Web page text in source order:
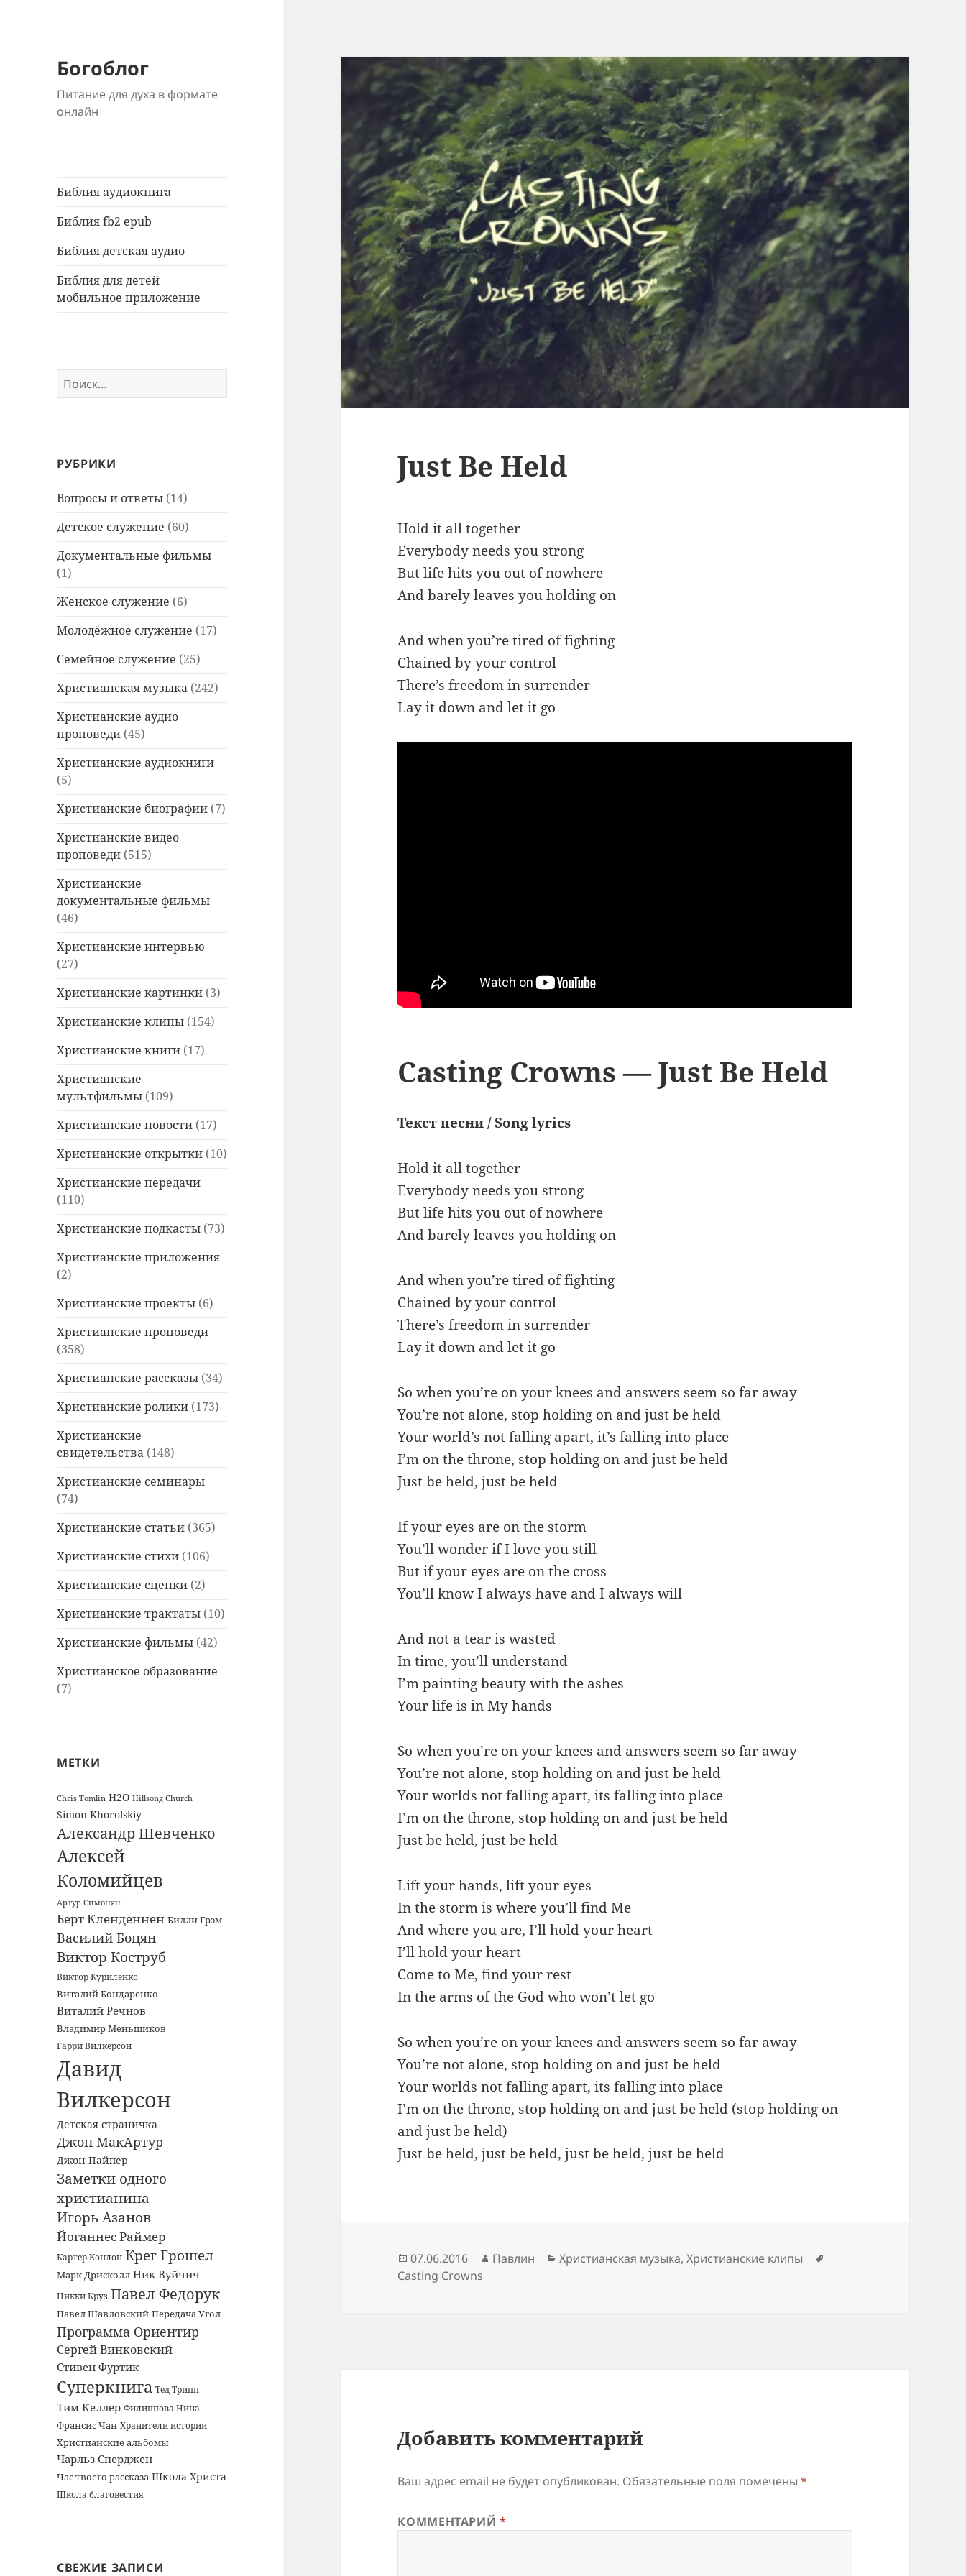
Богоблог
Питание для духа в формате
онлайн
Библия аудиокнига
Библия fb2 epub
Библия детская аудио
Библия для детей
мобильное приложение
Найти:
РУБРИКИ
Вопросы и ответы (14)
Детское служение (60)
Документальные фильмы
(1)
Женское служение (6)
Молодёжное служение (17)
Семейное служение (25)
Христианская музыка (242)
Христианские аудио
проповеди (45)
Христианские аудиокниги
(5)
Христианские биографии (7)
Христианские видео
проповеди (515)
Христианские
документальные фильмы
(46)
Христианские интервью
(27)
Христианские картинки (3)
Христианские клипы (154)
Христианские книги (17)
Христианские
мультфильмы (109)
Христианские новости (17)
Христианские открытки (10)
Христианские передачи
(110)
Христианские подкасты (73)
Христианские приложения
(2)
Христианские проекты (6)
Христианские проповеди
(358)
Христианские рассказы (34)
Христианские ролики (173)
Христианские
свидетельства (148)
Христианские семинары
(74)
Христианские статьи (365)
Христианские стихи (106)
Христианские сценки (2)
Христианские трактаты (10)
Христианские фильмы (42)
Христианское образование
(7)
МЕТКИ
Chris Tomlin H2O Hillsong Church
Simon Khorolskiy
Александр Шевченко
Алексей
Коломийцев
Артур Симонян
Берт Кленденнен Билли Грэм
Василий Боцян
Виктор Коструб
Виктор Куриленко
Виталий Бондаренко
Виталий Речнов
Владимир Меньшиков
Гарри Вилкерсон
Давид
Вилкерсон
Детская страничка
Джон МакАртур
Джон Пайпер
Заметки одного
христианина
Игорь Азанов
Йоганнес Раймер
Картер Конлон Крег Грошел
Марк Дрисколл Ник Вуйчич
Никки Круз Павел Федорук
Павел Шавловский Передача Угол
Программа Ориентир
Сергей Винковский
Стивен Фуртик
Суперкнига Тед Трипп
Тим Келлер Филиппова Нина
Франсис Чан Хранители истории
Христианские альбомы
Чарльз Сперджен
Час твоего рассказа Школа Христа
Школа благовестия
СВЕЖИЕ ЗАПИСИ
Just Be Held
Hold it all together
Everybody needs you strong
But life hits you out of nowhere
And barely leaves you holding on
And when you’re tired of fighting
Chained by your control
There’s freedom in surrender
Lay it down and let it go
Casting Crowns — Just Be Held
Текст песни / Song lyrics
Hold it all together
Everybody needs you strong
But life hits you out of nowhere
And barely leaves you holding on
And when you’re tired of fighting
Chained by your control
There’s freedom in surrender
Lay it down and let it go
So when you’re on your knees and answers seem so far away
You’re not alone, stop holding on and just be held
Your world’s not falling apart, it’s falling into place
I’m on the throne, stop holding on and just be held
Just be held, just be held
If your eyes are on the storm
You’ll wonder if I love you still
But if your eyes are on the cross
You’ll know I always have and I always will
And not a tear is wasted
In time, you’ll understand
I’m painting beauty with the ashes
Your life is in My hands
So when you’re on your knees and answers seem so far away
You’re not alone, stop holding on and just be held
Your worlds not falling apart, its falling into place
I’m on the throne, stop holding on and just be held
Just be held, just be held
Lift your hands, lift your eyes
In the storm is where you’ll find Me
And where you are, I’ll hold your heart
I’ll hold your heart
Come to Me, find your rest
In the arms of the God who won’t let go
So when you’re on your knees and answers seem so far away
You’re not alone, stop holding on and just be held
Your worlds not falling apart, its falling into place
I’m on the throne, stop holding on and just be held (stop holding on
and just be held)
Just be held, just be held, just be held, just be held
Опубликовано
07.06.2016 Автор
Павлин Рубрики
Христианская музыка,Христианские клипы
Casting Crowns
Добавить комментарий
Ваш адрес email не будет опубликован. Обязательные поля помечены*
КОММЕНТАРИЙ*